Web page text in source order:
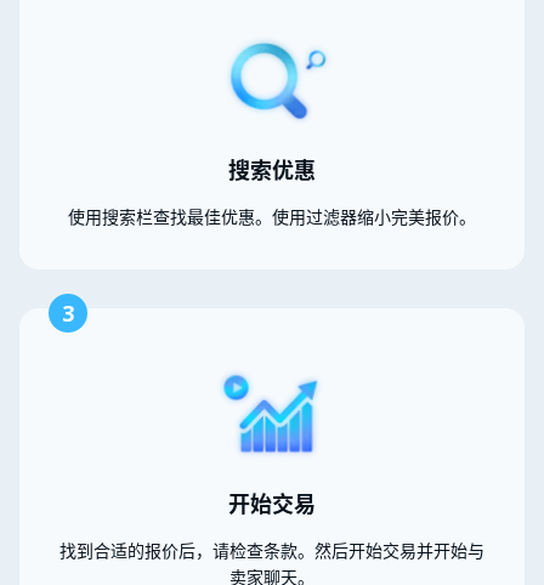
搜索优惠
使用搜索栏查找最佳优惠。使用过滤器缩小完美报价。
3
开始交易
找到合适的报价后，请检查条款。然后开始交易并开始与
卖家聊天。